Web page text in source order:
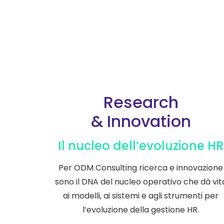
Research
& Innovation
Il nucleo dell’evoluzione HR
Per ODM Consulting ricerca e innovazione
sono il DNA del nucleo operativo che dà
ai modelli, ai sistemi e agli strumenti per
l’evoluzione della gestione HR.